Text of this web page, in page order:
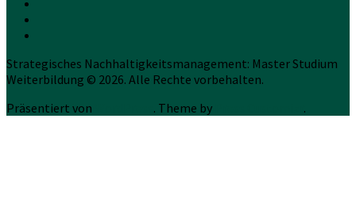
Strategisches Nachhaltigkeitsmanagement: Master Studium
Weiterbildung © 2026. Alle Rechte vorbehalten.
Präsentiert von
. Theme by .